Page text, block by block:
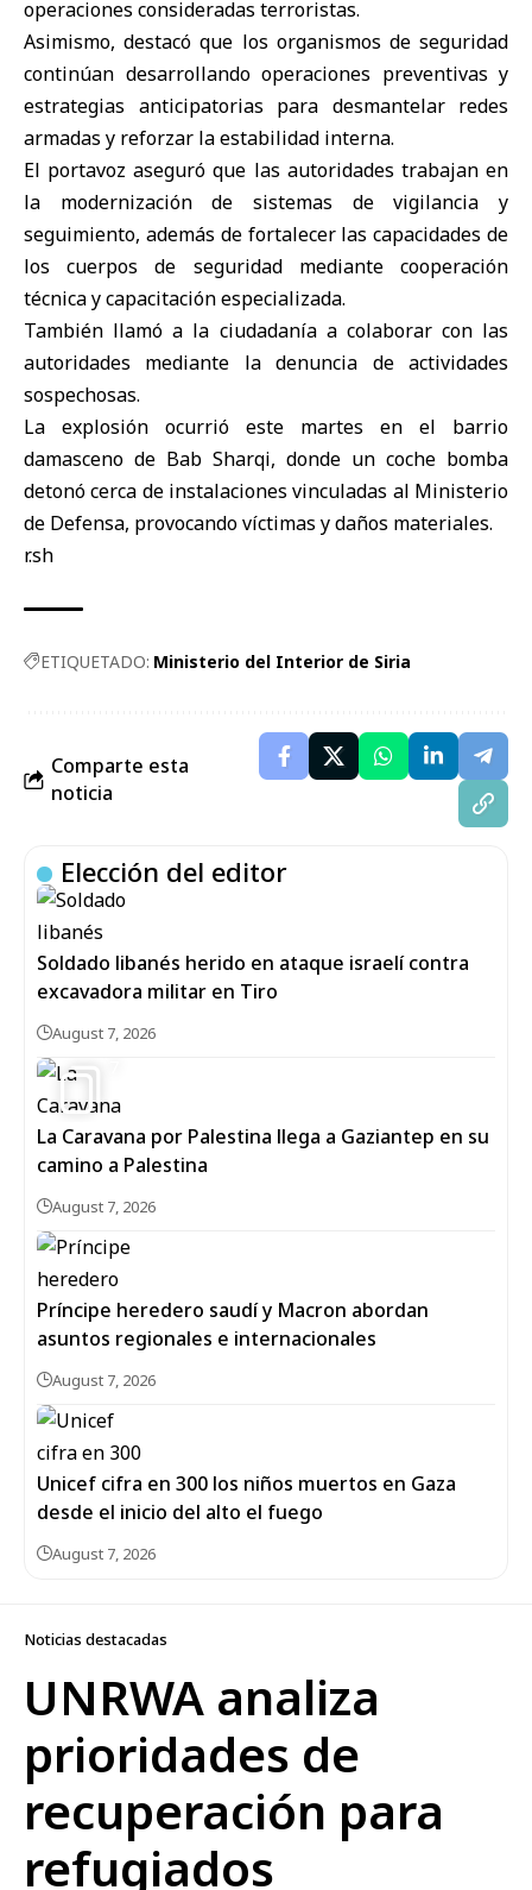
operaciones consideradas terroristas.
Asimismo, destacó que los organismos de seguridad
continúan desarrollando operaciones preventivas y
estrategias anticipatorias para desmantelar redes
armadas y reforzar la estabilidad interna.
El portavoz aseguró que las autoridades trabajan en
la modernización de sistemas de vigilancia y
seguimiento, además de fortalecer las capacidades de
los cuerpos de seguridad mediante cooperación
técnica y capacitación especializada.
También llamó a la ciudadanía a colaborar con las
autoridades mediante la denuncia de actividades
sospechosas.
La explosión ocurrió este martes en el barrio
damasceno de Bab Sharqi, donde un coche bomba
detonó cerca de instalaciones vinculadas al Ministerio
de Defensa, provocando víctimas y daños materiales.
r.sh
ETIQUETADO: Ministerio del Interior de Siria
Comparte esta
noticia
Elección del editor
Soldado libanés herido en ataque israelí contra
excavadora militar en Tiro
August 7, 2026
La Caravana por Palestina llega a Gaziantep en su
camino a Palestina
August 7, 2026
Príncipe heredero saudí y Macron abordan
asuntos regionales e internacionales
August 7, 2026
Unicef cifra en 300 los niños muertos en Gaza
desde el inicio del alto el fuego
August 7, 2026
Noticias destacadas
UNRWA analiza
prioridades de
recuperación para
refugiados